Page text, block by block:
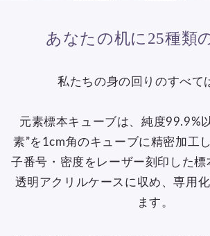
あなたの机に25種類
私たちの身の回りのすべて
元素標本キューブは、純度99.9%
素”を1cm角のキューブに精密加工
子番号・密度をレーザー刻印した
透明アクリルケースに収め、専用
ます。